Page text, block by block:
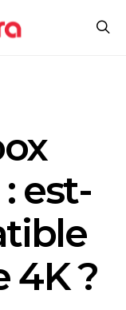
est-
4K ?